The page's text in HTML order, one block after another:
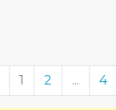
1 2 ... 4